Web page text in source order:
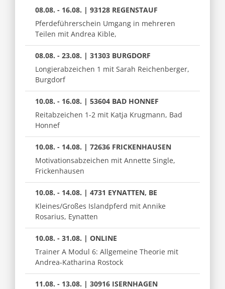
08.08. - 16.08. | 93128 REGENSTAUF
Pferdeführerschein Umgang in mehreren
Teilen mit Andrea Kible,
08.08. - 23.08. | 31303 BURGDORF
Longierabzeichen 1 mit Sarah Reichenberger,
Burgdorf
10.08. - 16.08. | 53604 BAD HONNEF
Reitabzeichen 1-2 mit Katja Krugmann, Bad
Honnef
10.08. - 14.08. | 72636 FRICKENHAUSEN
Motivationsabzeichen mit Annette Single,
Frickenhausen
10.08. - 14.08. | 4731 EYNATTEN, BE
Kleines/Großes Islandpferd mit Annike
Rosarius, Eynatten
10.08. - 31.08. | ONLINE
Trainer A Modul 6: Allgemeine Theorie mit
Andrea-Katharina Rostock
11.08. - 13.08. | 30916 ISERNHAGEN